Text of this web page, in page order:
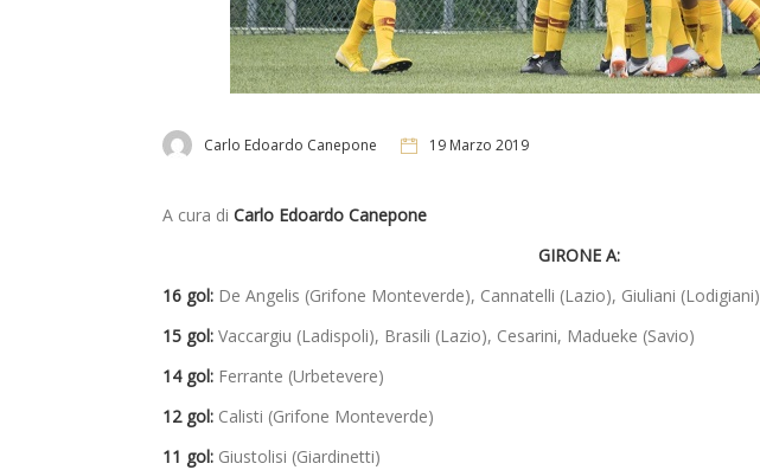
Carlo Edoardo Canepone 19 Marzo 2019
A cura di Carlo Edoardo Canepone
GIRONE A:
16 gol: De Angelis (Grifone Monteverde), Cannatelli (Lazio), Giuliani (Lodigiani)
15 gol: Vaccargiu (Ladispoli), Brasili (Lazio), Cesarini, Madueke (Savio)
14 gol: Ferrante (Urbetevere)
12 gol: Calisti (Grifone Monteverde)
11 gol: Giustolisi (Giardinetti)